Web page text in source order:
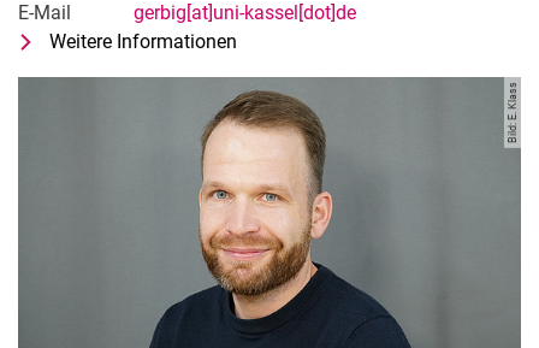
E-Mail
gerbig[at]uni-kassel[dot]de
Weitere Informationen
Bild: E. Klass